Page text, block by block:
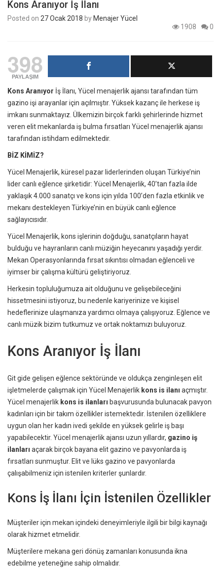
Kons Aranıyor İş İlanı
Posted on 27 Ocak 2018 by Menajer Yücel
1908
0
398
PAYLAŞIM
Kons Aranıyor İş İlanı, Yücel menajerlik ajansı tarafından tüm
gazino işi arayanlar için açılmıştır. Yüksek kazanç ile herkese iş
imkanı sunmaktayız. Ülkemizin birçok farklı şehirlerinde hizmet
veren elit mekanlarda iş bulma fırsatları Yücel menajerlik ajansı
tarafından istihdam edilmektedir.
BİZ KİMİZ?
Yücel Menajerlik, küresel pazar liderlerinden oluşan Türkiye’nin
lider canlı eğlence şirketidir: Yücel Menajerlik, 40’tan fazla ilde
yaklaşık 4.000 sanatçı ve kons için yılda 100’den fazla etkinlik ve
mekanı destekleyen Türkiye’nin en büyük canlı eğlence
sağlayıcısıdır.
Yücel Menajerlik, kons işlerinin doğduğu, sanatçıların hayat
bulduğu ve hayranların canlı müziğin heyecanını yaşadığı yerdir.
Mekan Operasyonlarında fırsat sıkıntısı olmadan eğlenceli ve
iyimser bir çalışma kültürü geliştiriyoruz.
Herkesin topluluğumuza ait olduğunu ve gelişebileceğini
hissetmesini istiyoruz, bu nedenle kariyerinize ve kişisel
hedeflerinize ulaşmanıza yardımcı olmaya çalışıyoruz. Eğlence ve
canlı müzik bizim tutkumuz ve ortak noktamızı buluyoruz.
Kons Aranıyor İş İlanı
Git gide gelişen eğlence sektöründe ve oldukça zenginleşen elit
işletmelerde çalışmak için Yücel Menajerlik kons is ilanı açmıştır.
Yücel menajerlik kons is ilanları başvurusunda bulunacak pavyon
kadınları için bir takım özellikler istemektedir. İstenilen özelliklere
uygun olan her kadın ivedi şekilde en yüksek gelirle iş başı
yapabilecektir. Yücel menajerlik ajansı uzun yıllardır, gazino iş
ilanları açarak birçok bayana elit gazino ve pavyonlarda iş
fırsatları sunmuştur. Elit ve lüks gazino ve pavyonlarda
çalışabilmeniz için istenilen kriterler şunlardır.
Kons İş İlanı İçin İstenilen Özellikler
Müşteriler için mekan içindeki deneyimleriyle ilgili bir bilgi kaynağı
olarak hizmet etmelidir.
Müşterilere mekana geri dönüş zamanları konusunda ikna
edebilme yeteneğine sahip olmalıdır.